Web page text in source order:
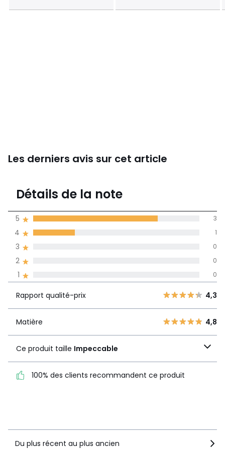
Les derniers avis sur cet article
4,8
de moyenne
obtenue sur
1 0
3
4,3
4,8
Impeccable
100% des clients
Détails de la note
1 0
2 0
3 0
4 1
5 3
Rapport qualité-prix 4,3
Matière 4,8
Ce produit taille Impeccable
100% des clients recommandent ce produit
Du plus récent au plus ancien